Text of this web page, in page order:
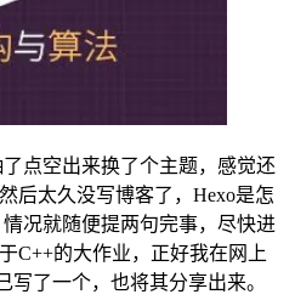
点空出来换了个主题，感觉还
后太久没写博客了，Hexo是怎
况就随便提两句完事，尽快进
C++的大作业，正好我在网上
了一个，也将其分享出来。